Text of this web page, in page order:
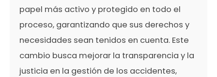
papel más activo y protegido en todo el
proceso, garantizando que sus derechos y
necesidades sean tenidos en cuenta. Este
cambio busca mejorar la transparencia y la
justicia en la gestión de los accidentes,